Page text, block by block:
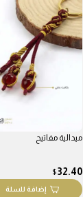
ميدالية مفاتيح
32.40
$
إضافة للسلة